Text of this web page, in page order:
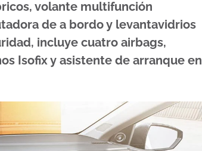
volante multifunción
de a bordo y levantavidrios
incluye cuatro airbags,
Isofix y asistente de arranque en